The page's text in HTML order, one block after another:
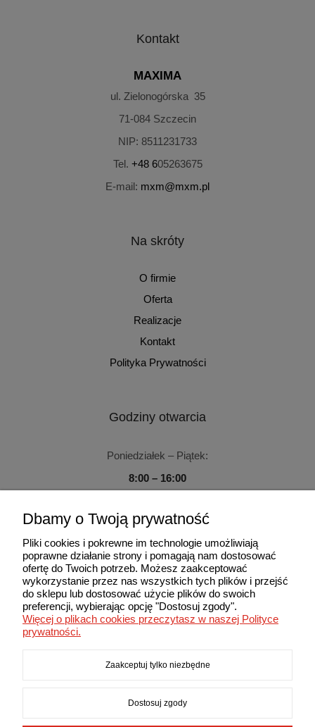
Kontakt
MAXIMA
ul. Zielonogórska 35
71-084 Szczecin
NIP: 8511231733
Tel. +48 605263675
E-mail: mxm@mxm.pl
Na skróty
O firmie
Oferta
Realizacje
Kontakt
Polityka Prywatności
Godziny otwarcia
Poniedziałek – Piątek:
8:00 – 16:00
Zamknięte
Użytkowanie sklepu oznacza zgodę na wykorzystywanie plików
cookies. Szczegółowe informacje w Polityce prywatności.
© 2013-2026 MAXIMA. Wszelkie prawa zastrzeżone.
Dbamy o Twoją prywatność
Pliki cookies i pokrewne im technologie umożliwiają
poprawne działanie strony i pomagają nam dostosować
ofertę do Twoich potrzeb. Możesz zaakceptować
wykorzystanie przez nas wszystkich tych plików i przejść
do sklepu lub dostosować użycie plików do swoich
preferencji, wybierając opcję "Dostosuj zgody".
Więcej o plikach cookies przeczytasz w naszej Polityce
prywatności.
Zaakceptuj tylko niezbędne
Dostosuj zgody